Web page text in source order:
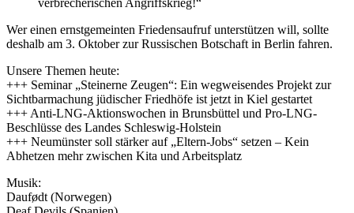
Wer einen ernstgemeinten Friedensaufruf unterstützen will, sollte
deshalb am 3. Oktober zur Russischen Botschaft in Berlin fahren.
Unsere Themen heute:
+++ Seminar „Steinerne Zeugen“: Ein wegweisendes Projekt zur
Sichtbarmachung jüdischer Friedhöfe ist jetzt in Kiel gestartet
+++ Anti-LNG-Aktionswochen in Brunsbüttel und Pro-LNG-
Beschlüsse des Landes Schleswig-Holstein
+++ Neumünster soll stärker auf „Eltern-Jobs“ setzen – Kein
Abhetzen mehr zwischen Kita und Arbeitsplatz
Musik:
Daufødt (Norwegen)